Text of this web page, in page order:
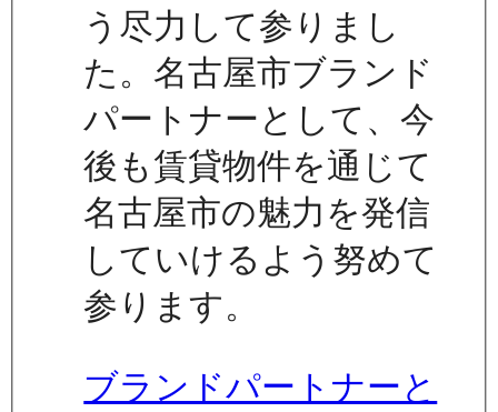
う尽力して参りまし
た。名古屋市ブランド
パートナーとして、今
後も賃貸物件を通じて
名古屋市の魅力を発信
していけるよう努めて
参ります。
ブランドパートナーと